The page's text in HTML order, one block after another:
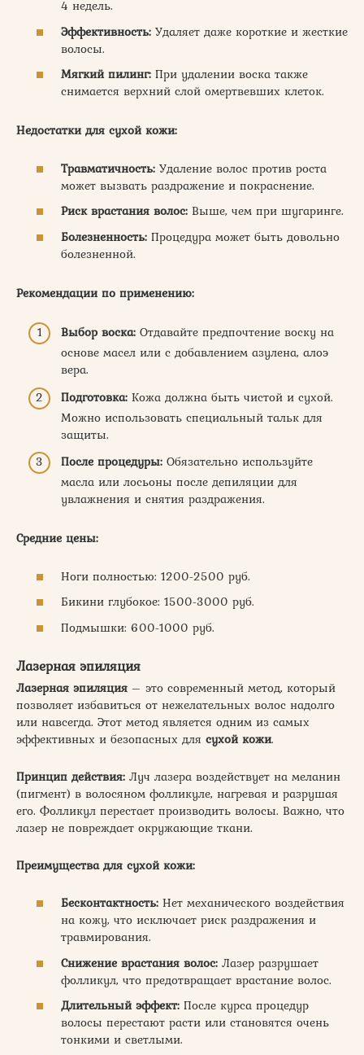
4 недель.
Эффективность: Удаляет даже короткие и жесткие
волосы.
Мягкий пилинг: При удалении воска также
снимается верхний слой омертвевших клеток.
Недостатки для сухой кожи:
Травматичность: Удаление волос против роста
может вызвать раздражение и покраснение.
Риск врастания волос: Выше, чем при шугаринге.
Болезненность: Процедура может быть довольно
болезненной.
Рекомендации по применению:
Выбор воска: Отдавайте предпочтение воску на
основе масел или с добавлением азулена, алоэ
вера.
Подготовка: Кожа должна быть чистой и сухой.
Можно использовать специальный тальк для
защиты.
После процедуры: Обязательно используйте
масла или лосьоны после депиляции для
увлажнения и снятия раздражения.
Средние цены:
Ноги полностью: 1200-2500 руб.
Бикини глубокое: 1500-3000 руб.
Подмышки: 600-1000 руб.
Лазерная эпиляция
Лазерная эпиляция – это современный метод, который
позволяет избавиться от нежелательных волос надолго
или навсегда. Этот метод является одним из самых
эффективных и безопасных для сухой кожи.
Принцип действия: Луч лазера воздействует на меланин
(пигмент) в волосяном фолликуле, нагревая и разрушая
его. Фолликул перестает производить волосы. Важно, что
лазер не повреждает окружающие ткани.
Преимущества для сухой кожи:
Бесконтактность: Нет механического воздействия
на кожу, что исключает риск раздражения и
травмирования.
Снижение врастания волос: Лазер разрушает
фолликул, что предотвращает врастание волос.
Длительный эффект: После курса процедур
волосы перестают расти или становятся очень
тонкими и светлыми.